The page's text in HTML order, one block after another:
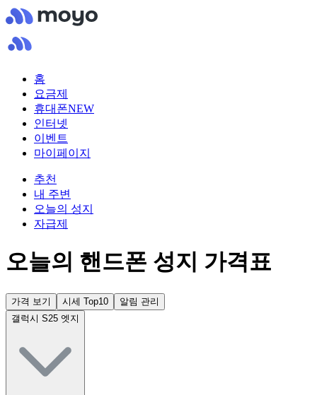
홈
요금제
휴대폰NEW
인터넷
이벤트
마이페이지
추천
내 주변
오늘의 성지
자급제
오늘의 핸드폰 성지 가격표
가격 보기 시세 Top10
알림 관리
갤럭시 S25 엣지